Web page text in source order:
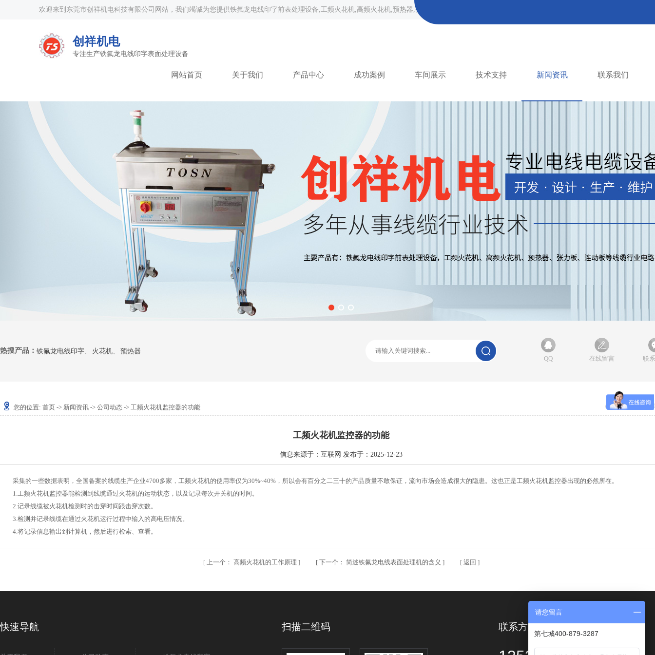
欢迎来到东莞市创祥机电科技有限公司网站，我们竭诚为您提供铁氟龙电线印字前表处理设备,工频火花机,高频火花机,预热器,张力板,连动板等线缆行业电路板
创祥机电
专注生产铁氟龙电线印字表面处理设备
网站首页 关于我们 产品中心 成功案例 车间展示 技术支持 新闻资讯 联系我们
热搜产品： 铁氟龙电线印字、 火花机、
预热器
QQ
在线留言 联
您的位置: 首页 -> 新闻资讯 -> 公司动态 -> 工频火花机监控器的功能
工频火花机监控器的功能
信息来源于：互联网 发布于：2025-12-23
采集的一些数据表明，全国备案的线缆生产企业4700多家，工频火花机的使用率仅为30%~40%，所以会有百分之二三十的产品质量不敢保证，流向市场会造成很大的隐患。这也正是工频火花机监控器出现的必然所在。
1.工频火花机监控器能检测到线缆通过火花机的运动状态，以及记录每次开关机的时间。
2.记录线缆被火花机检测时的击穿时间跟击穿次数。
3.检测并记录线缆在通过火花机运行过程中输入的高电压情况。
4.将记录信息输出到计算机，然后进行检索、查看。
[ 上一个： 高频火花机的工作原理 ] [ 下一个： 简述铁氟龙电线表面处理机的含义 ] [ 返回 ]
快速导航 扫描二维码 联系方式
请您留言
第七城400-879-3287